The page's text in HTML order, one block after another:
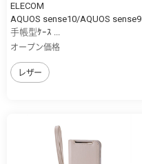
ELECOM
AQUOS sense10/AQUOS sense9
手帳型ｹｰｽ ...
オープン価格
レザー